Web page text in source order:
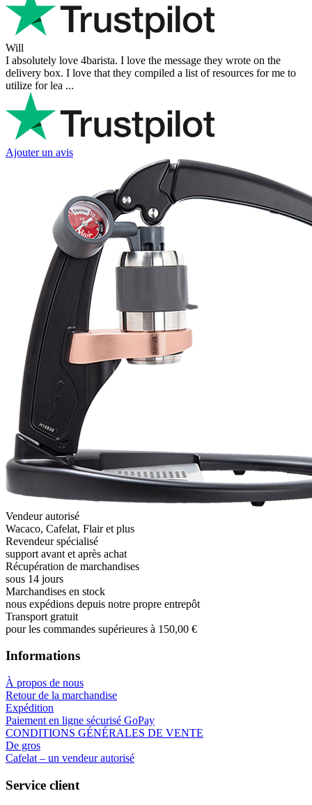
Will
I absolutely love 4barista. I love the message they wrote on the
delivery box. I love that they compiled a list of resources for me to
utilize for lea ...
Ajouter un avis
Vendeur autorisé
Wacaco, Cafelat, Flair et plus
Revendeur spécialisé
support avant et après achat
Récupération de marchandises
sous 14 jours
Marchandises en stock
nous expédions depuis notre propre entrepôt
Transport gratuit
pour les commandes supérieures à 150,00 €
Informations
À propos de nous
Retour de la marchandise
Expédition
Paiement en ligne sécurisé GoPay
CONDITIONS GÉNÉRALES DE VENTE
De gros
Cafelat – un vendeur autorisé
Service client